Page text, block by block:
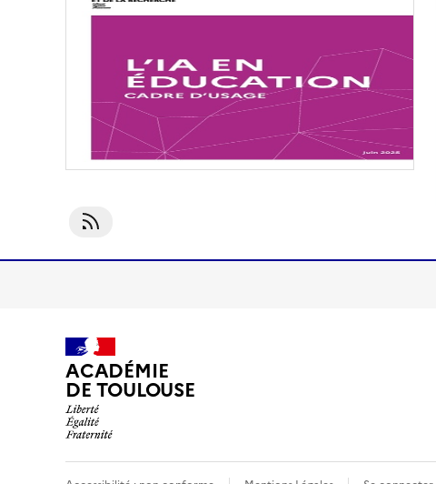
ACADÉMIE
DE TOULOUSE